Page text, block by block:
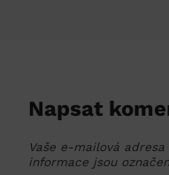
Napsat
Vaše e-mailová
informace jsou